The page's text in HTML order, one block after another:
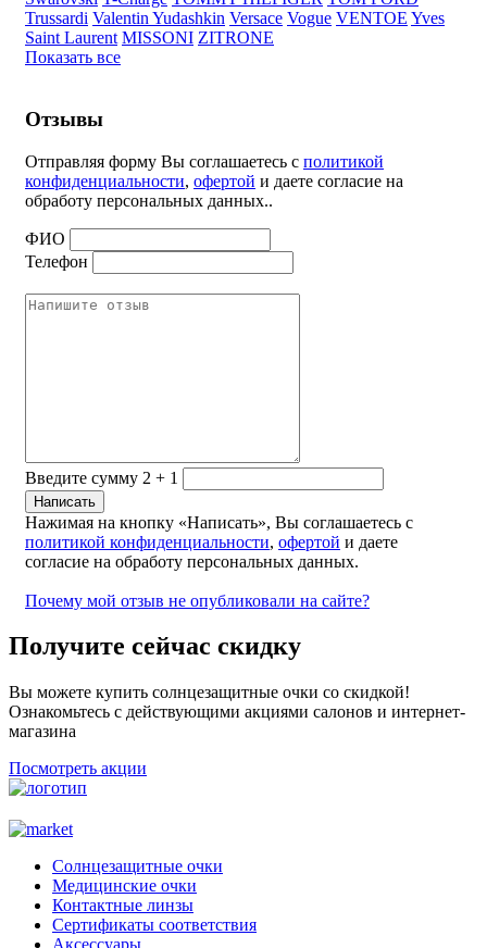
Trussardi Valentin Yudashkin Versace Vogue VENTOE Yves
Saint Laurent MISSONI ZITRONE
Показать все
Отзывы
Отправляя форму Вы соглашаетесь с политикой
конфиденциальности, офертой и даете согласие на
обработу персональных данных..
ФИО
Телефон
Введите сумму 2 + 1
Нажимая на кнопку «Написать», Вы соглашаетесь с
политикой конфиденциальности, офертой и даете
согласие на обработу персональных данных.
Почему мой отзыв не опубликовали на сайте?
Получите сейчас скидку
Вы можете купить солнцезащитные очки со скидкой!
Ознакомьтесь с действующими акциями салонов и интернет-
магазина
Посмотреть акции
Солнцезащитные очки
Медицинские очки
Контактные линзы
Сертификаты соответствия